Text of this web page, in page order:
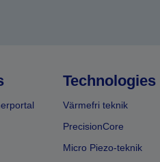
Technologies
Värmefri teknik
PrecisionCore
Micro Piezo-teknik